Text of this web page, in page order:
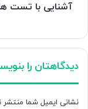
است؟
آشنایی با تست
دیدگاهتان را
نشانی ایمیل شما